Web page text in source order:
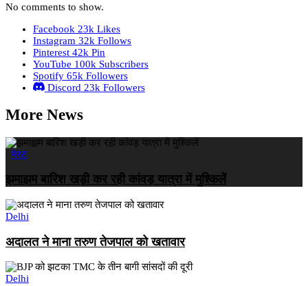
No comments to show.
Facebook 23k Likes
Instagram 32k Follows
Pinterest 42k Pin
YouTube 100k Subscribers
Spotify 65k Followers
Discord 23k Followers
More News
मेरठ
झमाझम बारिश खड़ी कर रही कांवड़ यात्रा में मुश्किलें
Delhi
अदालत ने माना तरुण तेजपाल को खतावार
Delhi